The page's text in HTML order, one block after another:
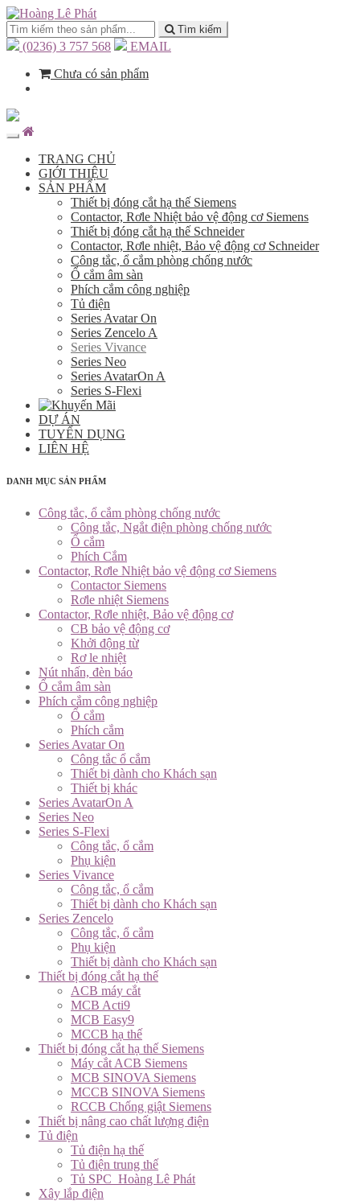
Tìm kiếm
(0236) 3 757 568
EMAIL
Chưa có sản phẩm
TRANG CHỦ
GIỚI THIỆU
SẢN PHẨM
Thiết bị đóng cắt hạ thế Siemens
Contactor, Rơle Nhiệt bảo vệ động cơ Siemens
Thiết bị đóng cắt hạ thế Schneider
Contactor, Rơle nhiệt, Bảo vệ động cơ Schneider
Công tắc, ổ cắm phòng chống nước
Ổ cắm âm sàn
Phích cắm công nghiệp
Tủ điện
Series Avatar On
Series Zencelo A
Series Vivance
Series Neo
Series AvatarOn A
Series S-Flexi
DỰ ÁN
TUYỂN DỤNG
LIÊN HỆ
DANH MỤC SẢN PHẨM
Công tắc, ổ cắm phòng chống nước
Công tắc, Ngắt điện phòng chống nước
Ổ cắm
Phích Cắm
Contactor, Rơle Nhiệt bảo vệ động cơ Siemens
Contactor Siemens
Rơle nhiệt Siemens
Contactor, Rơle nhiệt, Bảo vệ động cơ
CB bảo vệ động cơ
Khởi động từ
Rơ le nhiệt
Nút nhấn, đèn báo
Ổ cắm âm sàn
Phích cắm công nghiệp
Ổ cắm
Phích cắm
Series Avatar On
Công tắc ổ cắm
Thiết bị dành cho Khách sạn
Thiết bị khác
Series AvatarOn A
Series Neo
Series S-Flexi
Công tắc, ổ cắm
Phụ kiện
Series Vivance
Công tắc, ổ cắm
Thiết bị dành cho Khách sạn
Series Zencelo
Công tắc, ổ cắm
Phụ kiện
Thiết bị dành cho Khách sạn
Thiết bị đóng cắt hạ thế
ACB máy cắt
MCB Acti9
MCB Easy9
MCCB hạ thế
Thiết bị đóng cắt hạ thế Siemens
Máy cắt ACB Siemens
MCB SINOVA Siemens
MCCB SINOVA Siemens
RCCB Chống giật Siemens
Thiết bị nâng cao chất lượng điện
Tủ điện
Tủ điện hạ thế
Tủ điện trung thế
Tủ SPC_Hoàng Lê Phát
Xây lắp điện